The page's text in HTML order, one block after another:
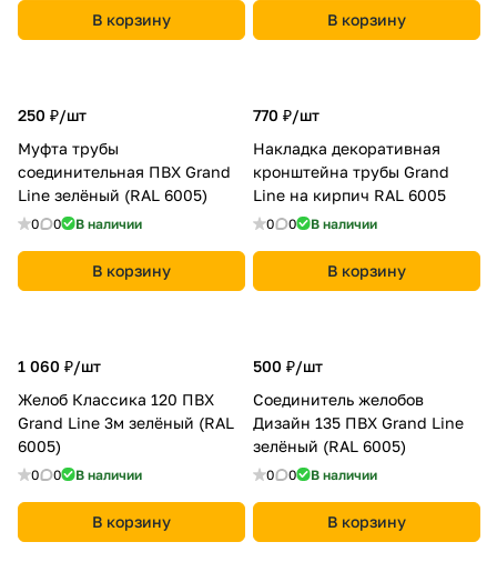
В корзину В корзину
250 ₽/шт
Муфта трубы
соединительная ПВХ Grand
Line зелёный (RAL 6005)
0 0 В наличии
В корзину
770 ₽/шт
Накладка декоративная
кронштейна трубы Grand
Line на кирпич RAL 6005
0 0 В наличии
В корзину
1 060 ₽/шт
Желоб Классика 120 ПВХ
Grand Line 3м зелёный (RAL
6005)
0 0 В наличии
В корзину
500 ₽/шт
Соединитель желобов
Дизайн 135 ПВХ Grand Line
зелёный (RAL 6005)
0 0 В наличии
В корзину